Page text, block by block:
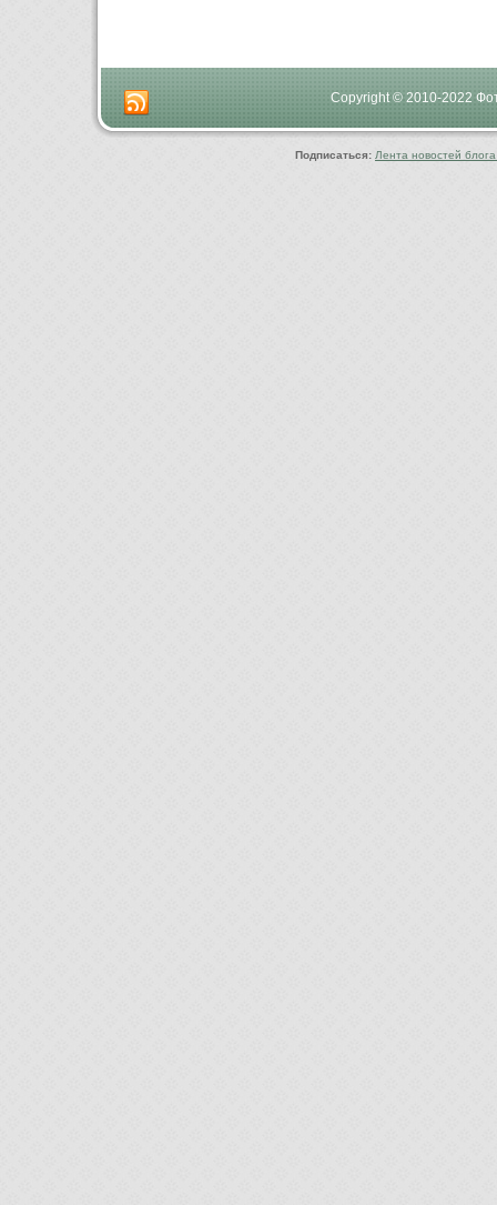
Copyright © 2010-2022
Подписаться: Лента новостей